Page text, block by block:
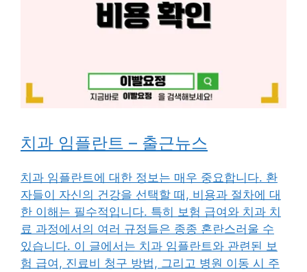
치과 임플란트 – 출근뉴스
치과 임플란트에 대한 정보는 매우 중요합니다. 환
자들이 자신의 건강을 선택할 때, 비용과 절차에 대
한 이해는 필수적입니다. 특히 보험 급여와 치과 치
료 과정에서의 여러 규정들은 종종 혼란스러울 수
있습니다. 이 글에서는 치과 임플란트와 관련된 보
험 급여, 진료비 청구 방법, 그리고 병원 이동 시 주